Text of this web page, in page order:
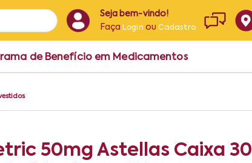
Seja bem-vindo!
Faça Login ouCadastro
de Benefício em Medicamentos
50mg Astellas Caixa 30